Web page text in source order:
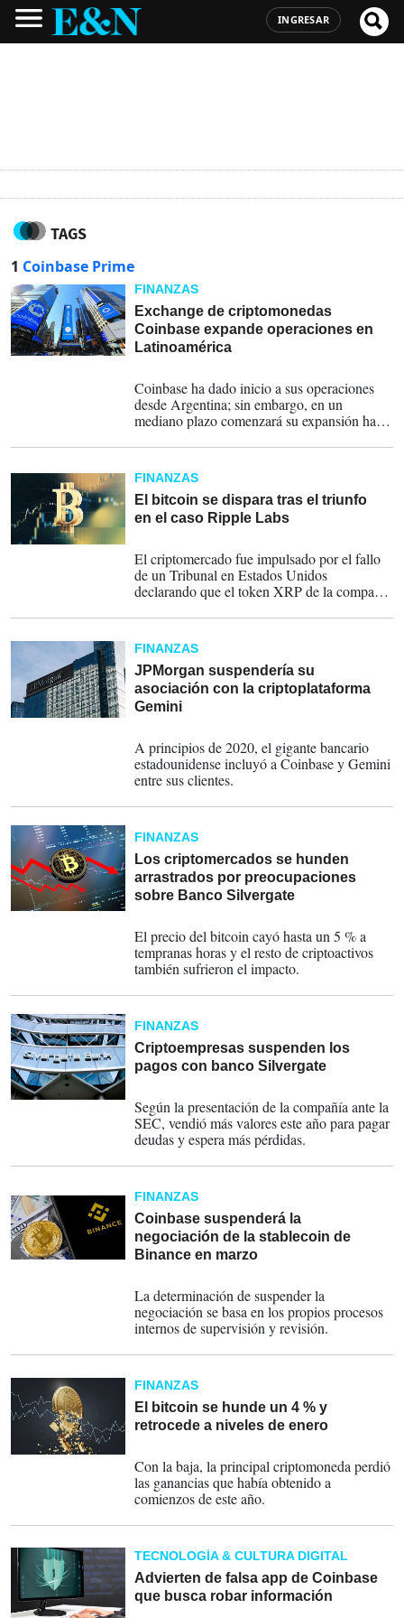
INGRESAR
TAGS
1 Coinbase Prime
FINANZAS
Exchange de criptomonedas
Coinbase expande operaciones en
Latinoamérica
Coinbase ha dado inicio a sus operaciones
desde Argentina; sin embargo, en un
mediano plazo comenzará su expansión hacia
FINANZAS
El bitcoin se dispara tras el triunfo
en el caso Ripple Labs
El criptomercado fue impulsado por el fallo
de un Tribunal en Estados Unidos
declarando que el token XRP de la compañía
FINANZAS
JPMorgan suspendería su
asociación con la criptoplataforma
Gemini
A principios de 2020, el gigante bancario
estadounidense incluyó a Coinbase y Gemini
entre sus clientes.
FINANZAS
Los criptomercados se hunden
arrastrados por preocupaciones
sobre Banco Silvergate
El precio del bitcoin cayó hasta un 5 % a
tempranas horas y el resto de criptoactivos
también sufrieron el impacto.
FINANZAS
Criptoempresas suspenden los
pagos con banco Silvergate
Según la presentación de la compañía ante la
SEC, vendió más valores este año para pagar
deudas y espera más pérdidas.
FINANZAS
Coinbase suspenderá la
negociación de la stablecoin de
Binance en marzo
La determinación de suspender la
negociación se basa en los propios procesos
internos de supervisión y revisión.
FINANZAS
El bitcoin se hunde un 4 % y
retrocede a niveles de enero
Con la baja, la principal criptomoneda perdió
las ganancias que había obtenido a
comienzos de este año.
TECNOLOGÍA & CULTURA DIGITAL
Advierten de falsa app de Coinbase
que busca robar información